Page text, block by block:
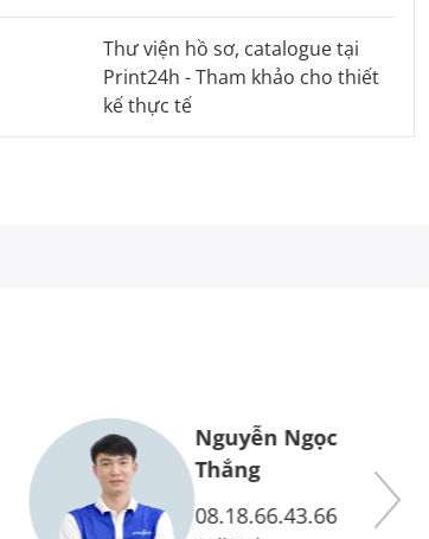
Thư viện hồ sơ, catalogue tại
Print24h - Tham khảo cho thiết
kế thực tế
Nguyễn Ngọc
Thắng
08.18.66.43.66